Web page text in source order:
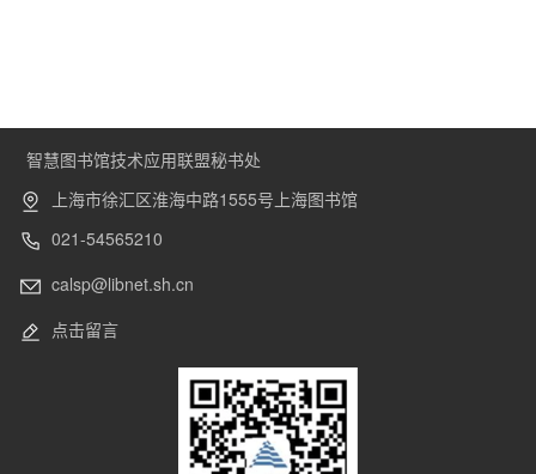
智慧图书馆技术应用联盟秘书处
上海市徐汇区淮海中路1555号上海图书馆
021-54565210
calsp@libnet.sh.cn
点击留言